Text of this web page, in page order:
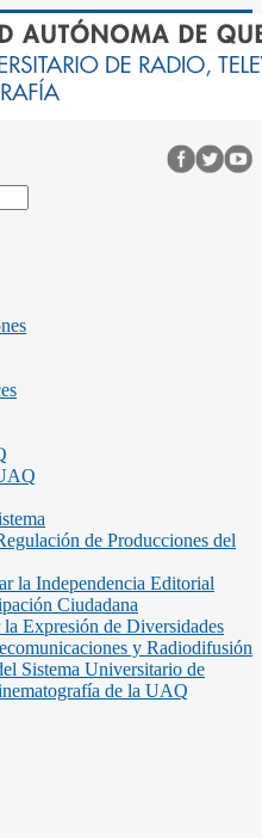
de Producciones del
la Independencia Editorial
Ciudadana
Expresión de Diversidades
y Radiodifusión
Sistema Universitario de
de la UAQ